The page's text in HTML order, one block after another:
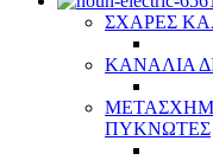
ΣΧΑΡΕΣ
ΚΑΝΑΛΙΑ
ΠΥΚΝΩΤΕΣ